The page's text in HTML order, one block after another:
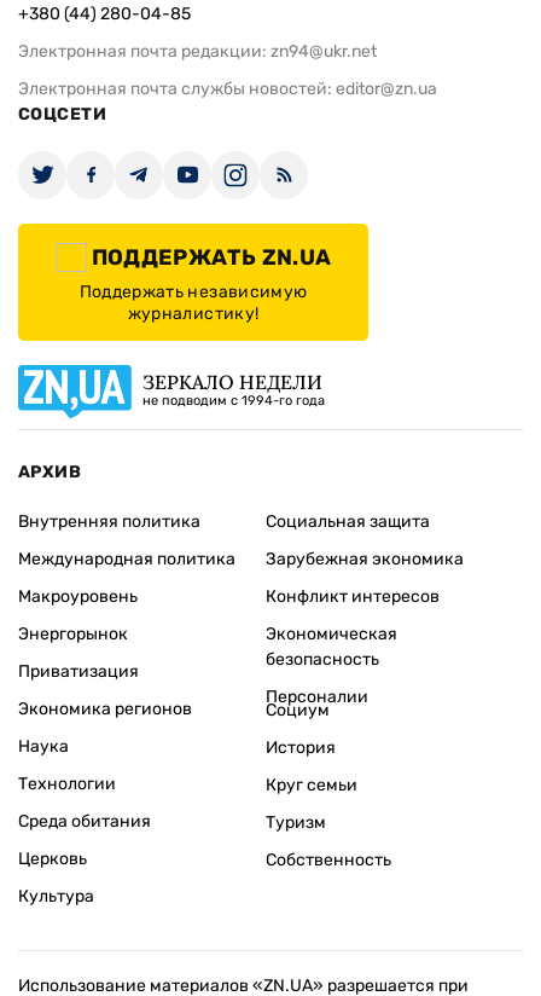
+380 (44) 280-04-85
Электронная почта редакции: zn94@ukr.net
Электронная почта службы новостей: editor@zn.ua
СОЦСЕТИ
ПОДДЕРЖАТЬ ZN.UA
Поддержать независимую
журналистику!
ЗЕРКАЛО НЕДЕЛИ
не подводим с 1994-го года
АРХИВ
Внутренняя политика
Международная политика
Макроуровень
Энергорынок
Приватизация
Экономика регионов
Социальная защита
Зарубежная экономика
Конфликт интересов
Экономическая
безопасность
Персоналии
Наука
Технологии
Среда обитания
Церковь
Культура
Социум
История
Круг семьи
Туризм
Собственность
Использование материалов «ZN.UA» разрешается при